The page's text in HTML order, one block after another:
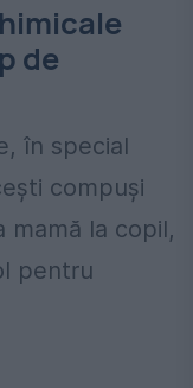
de
în special
compuși
mamă la copil,
pentru